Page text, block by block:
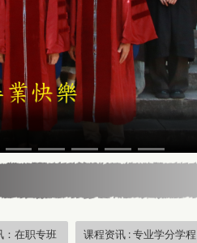
教育奖
：在职专班 课程资讯 : 专业学分学程